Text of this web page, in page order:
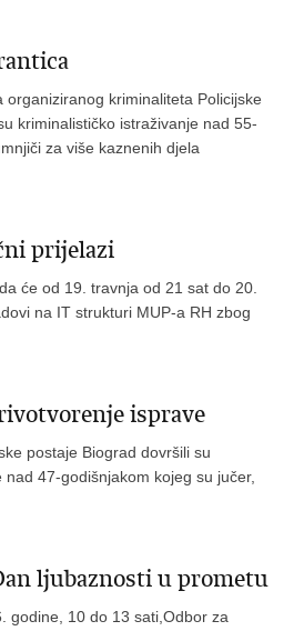
organiziranog kriminaliteta Policijske
kriminalističko istraživanje nad 55-
za više kaznenih djela
prijelazi
će od 19. travnja od 21 sat do 20.
na IT strukturi MUP-a RH zbog
isprave
postaje Biograd dovršili su
47-godišnjakom kojeg su jučer,
ljubaznosti u prometu
godine, 10 do 13 sati,Odbor za